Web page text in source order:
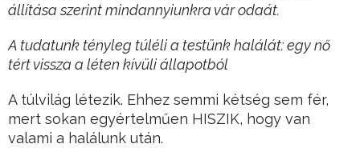
állítása szerint mindannyiunkra vár odaát.
A tudatunk tényleg túléli a testünk halálát: egy nő
tért vissza a léten kívüli állapotból
A túlvilág létezik. Ehhez semmi kétség sem fér,
mert sokan egyértelműen HISZIK, hogy van
valami a halálunk után.